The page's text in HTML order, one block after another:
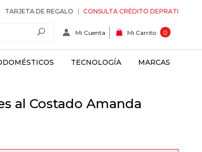
TARJETA DE REGALO CONSULTA CRÉDITO DEPRATI
Mi Cuenta Mi Carrito 0
TECNOLOGÍA MARCAS
al Costado Amanda